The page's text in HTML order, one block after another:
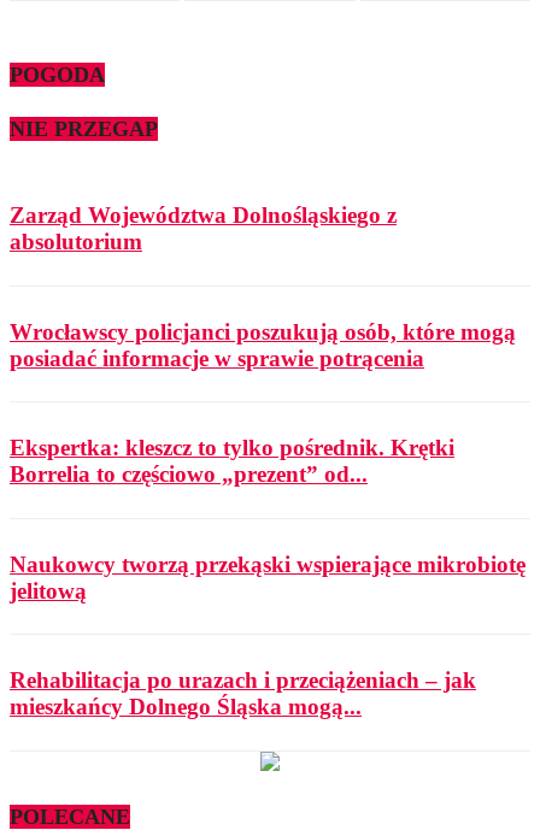
POGODA
NIE PRZEGAP
Zarząd Województwa Dolnośląskiego z
absolutorium
Wrocławscy policjanci poszukują osób, które mogą
posiadać informacje w sprawie potrącenia
Ekspertka: kleszcz to tylko pośrednik. Krętki
Borrelia to częściowo „prezent” od...
Naukowcy tworzą przekąski wspierające mikrobiotę
jelitową
Rehabilitacja po urazach i przeciążeniach – jak
mieszkańcy Dolnego Śląska mogą...
POLECANE